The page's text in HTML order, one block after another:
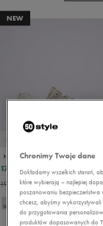
NEW
NEW BALANCE LI WL373V2
249,99 zł
174,99 zł
199,99 zł- najniższa cena
Chronimy Twoje dane
Dokładamy wszelkich starań,
które wybierają – najlepiej
poszanowaniu bezpieczeństwa
chcesz, abyśmy
do przygotowania
produktów dopasowanych do